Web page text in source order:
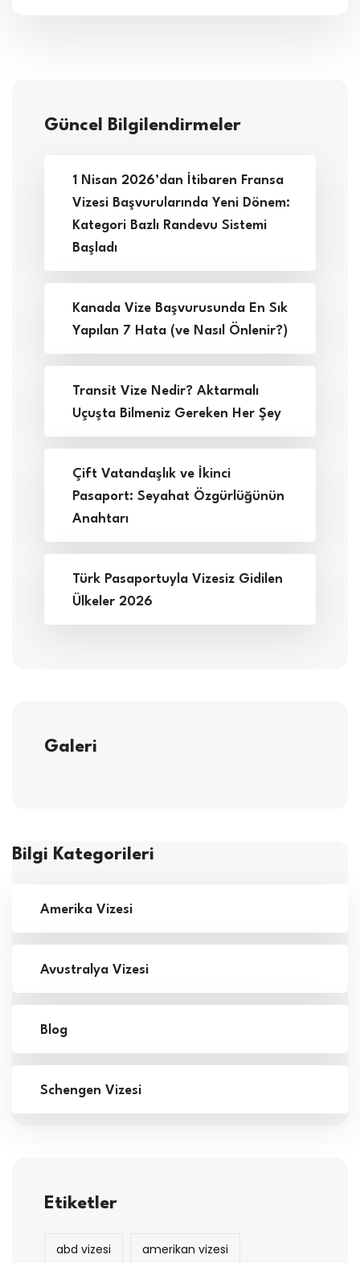
Güncel Bilgilendirmeler
1 Nisan 2026’dan İtibaren Fransa
Vizesi Başvurularında Yeni Dönem:
Kategori Bazlı Randevu Sistemi
Başladı
Kanada Vize Başvurusunda En Sık
Yapılan 7 Hata (ve Nasıl Önlenir?)
Transit Vize Nedir? Aktarmalı
Uçuşta Bilmeniz Gereken Her Şey
Çift Vatandaşlık ve İkinci
Pasaport: Seyahat Özgürlüğünün
Anahtarı
Türk Pasaportuyla Vizesiz Gidilen
Ülkeler 2026
Galeri
Bilgi Kategorileri
Amerika Vizesi
Avustralya Vizesi
Blog
Schengen Vizesi
Etiketler
abd vizesi amerikan vizesi